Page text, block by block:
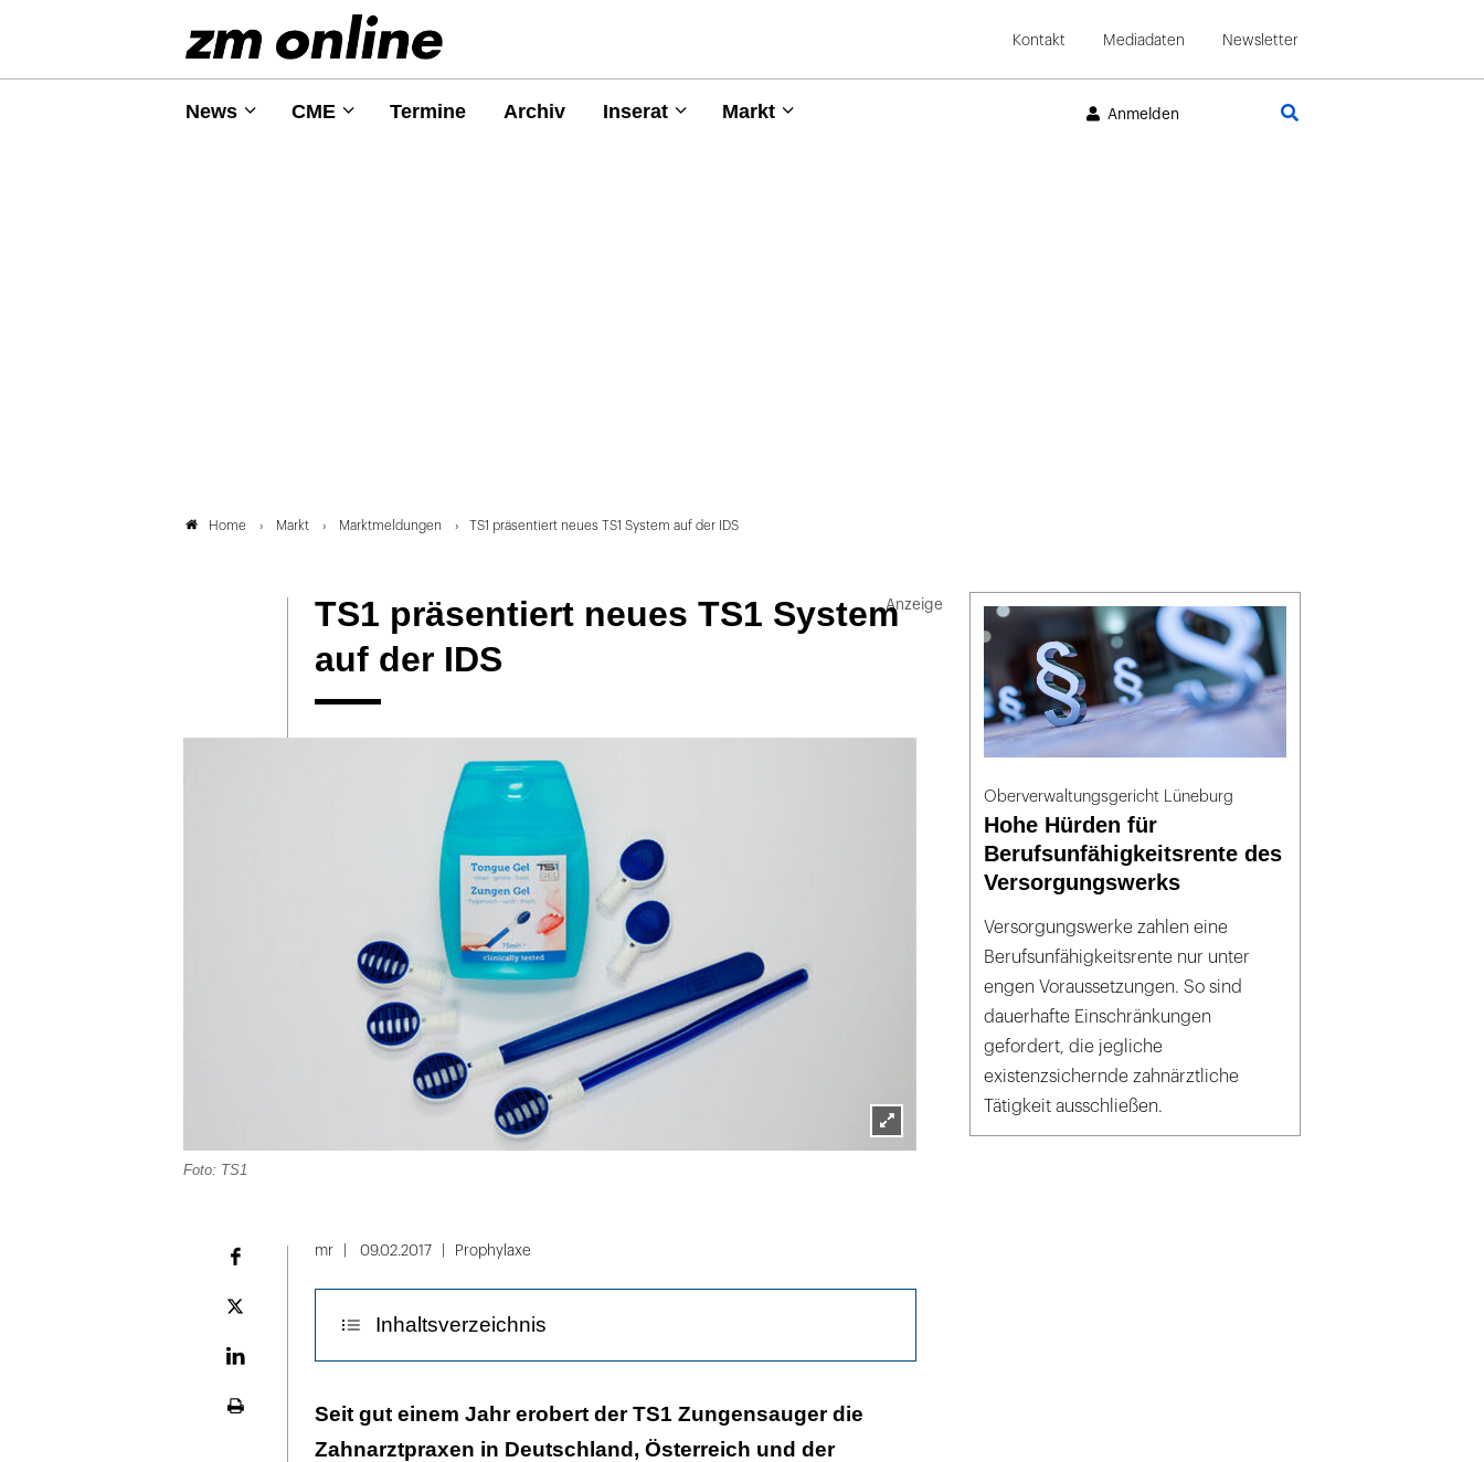
Kontakt Mediadaten Newsletter
News CME Termine Archiv Inserat Markt Anmelden
Home Markt Marktmeldungen TS1 präsentiert neues TS1 System auf der IDS
TS1 präsentiert neues TS1 System
auf der IDS
Lightbox
Foto: TS1
Plattform
mr 09.02.2017 Prophylaxe
Inhaltsverzeichnis
Verbesserte Gleitfähigkeit und maximales Frischegefühl
TS1 Handgriff
Seit gut einem Jahr erobert der TS1 Zungensauger die
Zahnarztpraxen in Deutschland, Österreich und der
Oberverwaltungsgericht Lüneburg
Hohe Hürden für
Berufsunfähigkeitsrente des
Versorgungswerks
Versorgungswerke zahlen eine
Berufsunfähigkeitsrente nur unter
engen Voraussetzungen. So sind
dauerhafte Einschränkungen
gefordert, die jegliche
existenzsichernde zahnärztliche
Tätigkeit ausschließen.